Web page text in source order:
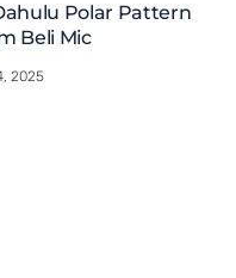
Polar Pattern
Beli Mic
2025